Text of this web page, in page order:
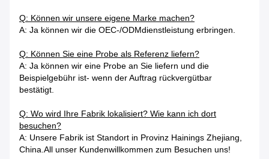
Q: Können wir unsere eigene Marke machen?
A: Ja können wir die OEC-/ODMdienstleistung erbringen.
Q: Können Sie eine Probe als Referenz liefern?
A: Ja können wir eine Probe an Sie liefern und die
Beispielgebühr ist- wenn der Auftrag rückvergütbar
bestätigt.
Q: Wo wird Ihre Fabrik lokalisiert? Wie kann ich dort
besuchen?
A: Unsere Fabrik ist Standort in Provinz Hainings Zhejiang,
China.All unser Kundenwillkommen zum Besuchen uns!